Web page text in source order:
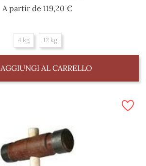
A partir de 119,20 €Prezzo
4 kg 12 kg
AGGIUNGI AL CARRELLO